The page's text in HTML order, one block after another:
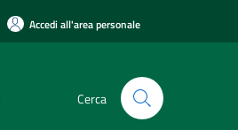
Accedi all'area personale
Cerca